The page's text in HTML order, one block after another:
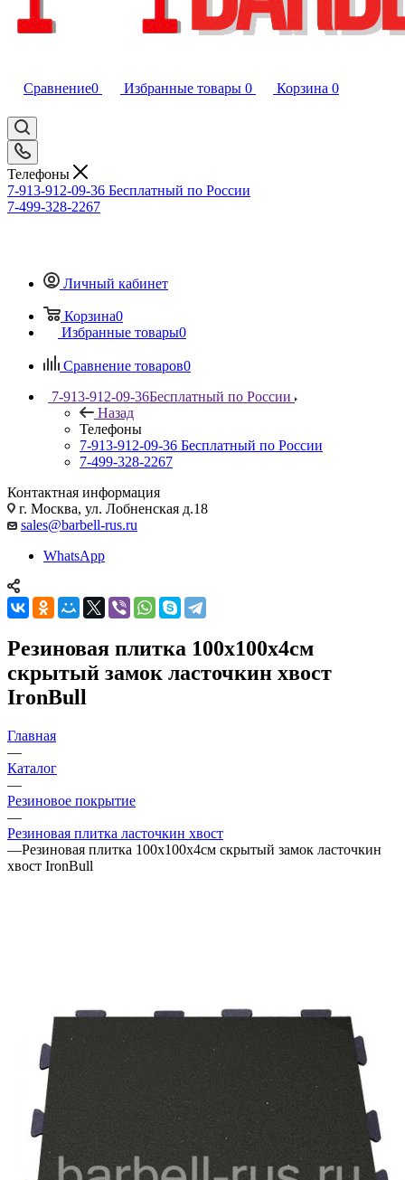
Сравнение0 Избранные товары 0 Корзина 0
Телефоны
7-913-912-09-36 Бесплатный по России
7-499-328-2267
Личный кабинет
Корзина0
Избранные товары0
Сравнение товаров0
7-913-912-09-36Бесплатный по России
Назад
Телефоны
7-913-912-09-36 Бесплатный по России
7-499-328-2267
Контактная информация
г. Москва, ул. Лобненская д.18
sales@barbell-rus.ru
WhatsApp
Резиновая плитка 100х100х4см
скрытый замок ласточкин хвост
IronBull
Главная
—
Каталог
—
Резиновое покрытие
—
Резиновая плитка ласточкин хвост
—Резиновая плитка 100х100х4см скрытый замок ласточкин
хвост IronBull